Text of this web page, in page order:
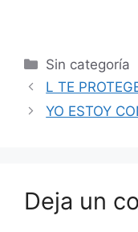
Sin categoría
L TE
YO ESTOY
Deja un